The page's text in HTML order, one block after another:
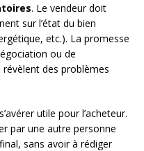
. Le vendeur doit
sur l’état du bien
etc.). La promesse
ou de
des problèmes
utile pour l’acheteur.
par une autre personne
sans avoir à rédiger